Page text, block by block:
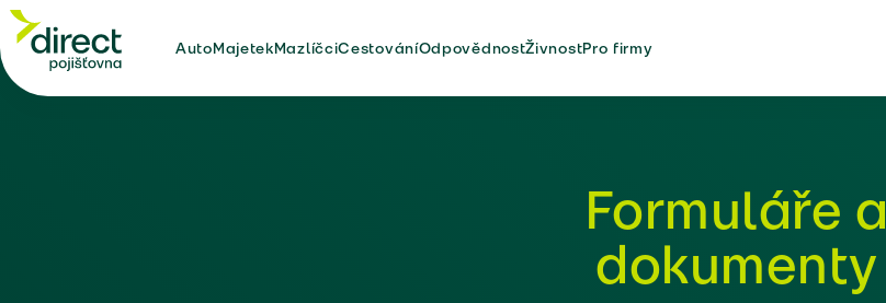
AutoMajetekMazlíčciCestováníOdpovědnostŽivnostPro firmy
Formuláře a
dokumenty